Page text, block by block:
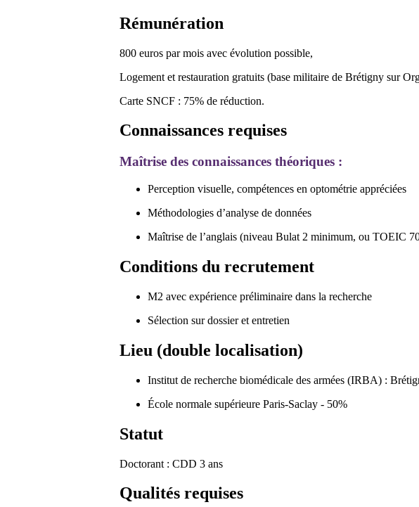
Rémunération
800 euros par mois avec évolution possible,
Logement et restauration gratuits (base militaire de Brétigny sur
Carte SNCF : 75% de réduction.
Connaissances requises
Maîtrise des connaissances théoriques :
Perception visuelle, compétences en optométrie appréciées
Méthodologies d’analyse de données
Maîtrise de l’anglais (niveau Bulat 2 minimum, ou TOEIC
Conditions du recrutement
M2 avec expérience préliminaire dans la recherche
Sélection sur dossier et entretien
Lieu (double localisation)
Institut de recherche biomédicale des armées (IRBA) :
École normale supérieure Paris-Saclay - 50%
Statut
Doctorant : CDD 3 ans
Qualités requises